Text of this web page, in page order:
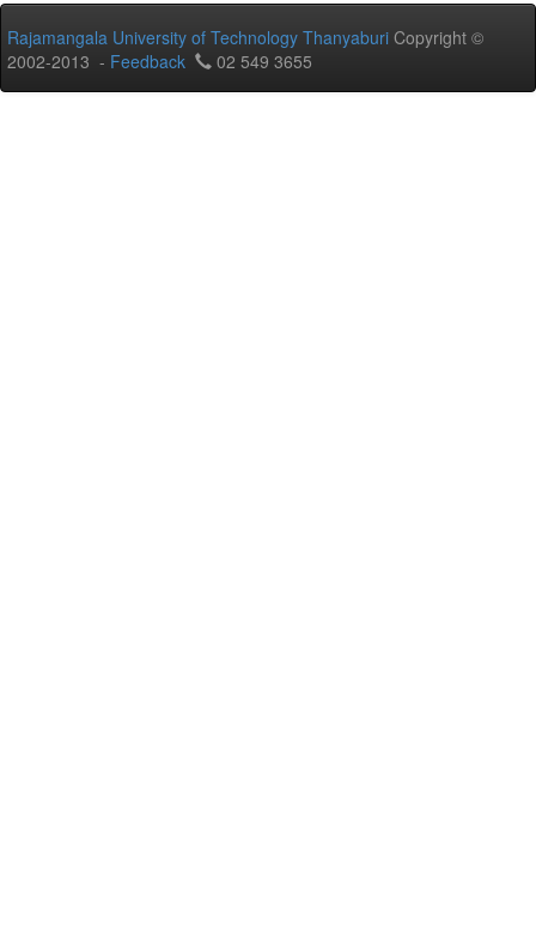
Rajamangala University of Technology Thanyaburi Copyright ©
2002-2013 - Feedback 02 549 3655